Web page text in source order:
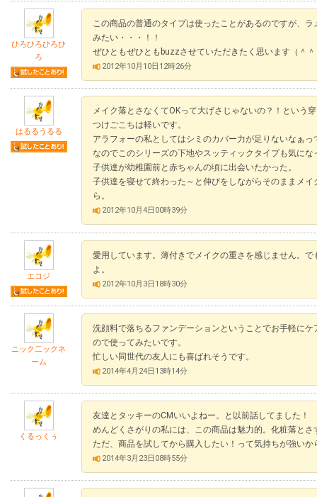
ひろひろひろひ
ろ
この商品の普通のタイプは使ったことがあるのですが、
みたい・・・！！
ぜひともぜひともbuzzさせていただきたく思います（＾
2012年10月10日12時26分
はるるうるる
メイク落とさなくてOKって大げさじゃないの？！という
つけごこちは軽いです。
アラフォーの私としてはシミのカバー力が足りないなぁっ
なのでこのシリーズの下地やスッティックタイプも気にな
子供達が幼稚園前と赤ちゃんの頃に出会いたかった。
子供達を寝せて終わった～と伸びをしながらそのままメ
ら。
2012年10月4日00時39分
エコジ
愛用しています。薄付きでメイクの重さを感じません。
よ。
2012年10月3日18時30分
ニック二ックネ
ーム
洗顔料で落ちるファンデーションということでお手軽に
ので使ってみたいです。
忙しい同世代の友人にも喜ばれそうです。
2014年4月24日13時14分
くるっくぅ
友達とタッキーのCMいいよねー。と以前話してました！
めんどくさがりの私には、この商品は魅力的。化粧落と
ただ、商品を試してから購入したい！って気持ちが強い
2014年3月23日08時55分